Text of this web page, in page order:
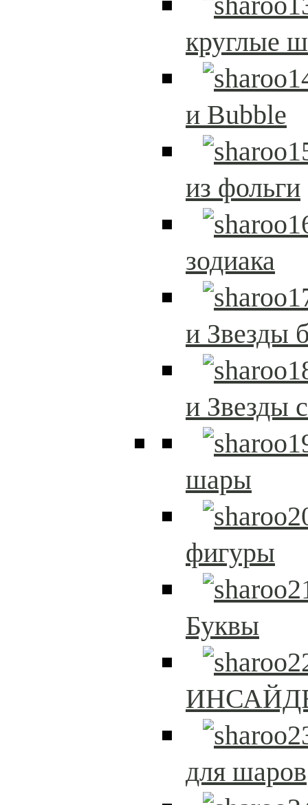
круглые
и Bubble
из фольги
зодиака
и Звезды
и Звезды
шары
фигуры
Буквы
для шаров